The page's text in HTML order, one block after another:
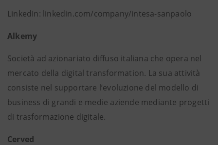
LinkedIn: linkedin.com/company/intesa-sanpaolo
Alkemy
Società ad azionariato diffuso italiana che opera nel
mercato della digital transformation. La sua attività
consiste nel supportare l’evoluzione del modello di
business di grandi e medie aziende mediante progetti
di trasformazione digitale.
Cerved